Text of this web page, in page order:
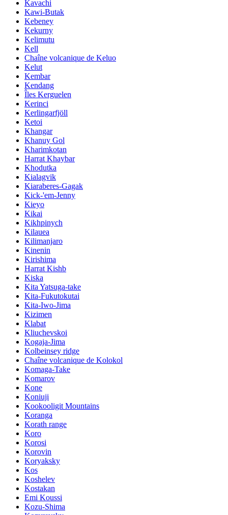
Kavachi
Kawi-Butak
Kebeney
Kekurny
Kelimutu
Kell
Chaîne volcanique de Keluo
Kelut
Kembar
Kendang
Îles Kerguelen
Kerinci
Kerlingarfjöll
Ketoi
Khangar
Khanuy Gol
Kharimkotan
Harrat Khaybar
Khodutka
Kialagvik
Kiaraberes-Gagak
Kick-'em-Jenny
Kieyo
Kikai
Kikhpinych
Kilauea
Kilimanjaro
Kinenin
Kirishima
Harrat Kishb
Kiska
Kita Yatsuga-take
Kita-Fukutokutai
Kita-Iwo-Jima
Kizimen
Klabat
Kliuchevskoi
Kogaja-Jima
Kolbeinsey ridge
Chaîne volcanique de Kolokol
Komaga-Take
Komarov
Kone
Koniuji
Kookooligit Mountains
Koranga
Korath range
Koro
Korosi
Korovin
Koryaksky
Kos
Koshelev
Kostakan
Emi Koussi
Kozu-Shima